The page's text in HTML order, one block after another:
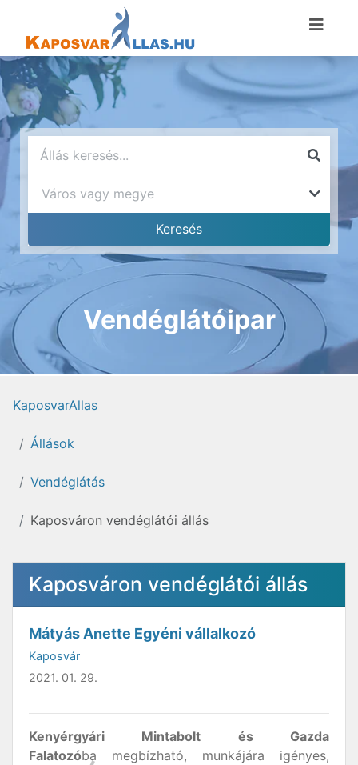
Vendéglátóipar
KaposvarAllas
Állások
Vendéglátás
Kaposváron vendéglátói állás
Kaposváron vendéglátói állás
Mátyás Anette Egyéni vállalkozó
Kaposvár
2021. 01. 29.
Kenyérgyári Mintabolt és Gazda
Falatozóba megbízható, munkájára igényes,